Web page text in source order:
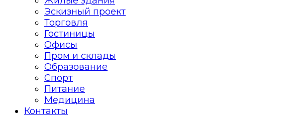
Эскизный проект
Торговля
Гостиницы
Офисы
Пром и склады
Образование
Спорт
Питание
Медицина
Контакты